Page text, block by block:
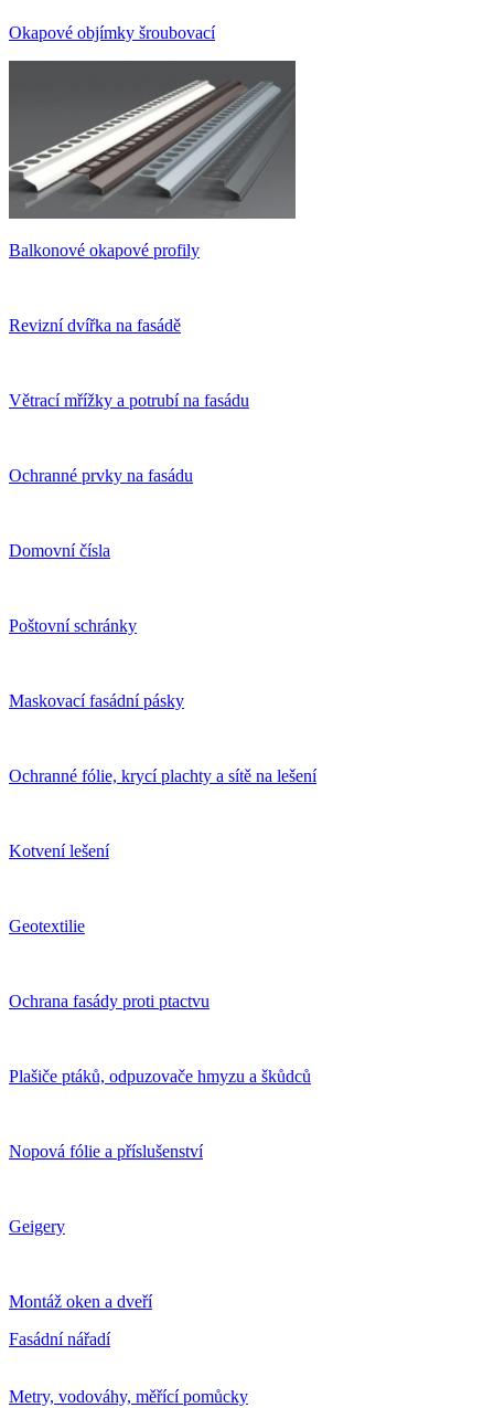
Okapové objímky šroubovací
Balkonové okapové profily
Revizní dvířka na fasádě
Větrací mřížky a potrubí na fasádu
Ochranné prvky na fasádu
Domovní čísla
Poštovní schránky
Maskovací fasádní pásky
Ochranné fólie, krycí plachty a sítě na lešení
Kotvení lešení
Geotextilie
Ochrana fasády proti ptactvu
Plašiče ptáků, odpuzovače hmyzu a škůdců
Nopová fólie a příslušenství
Geigery
Montáž oken a dveří
Fasádní nářadí
Metry, vodováhy, měřící pomůcky